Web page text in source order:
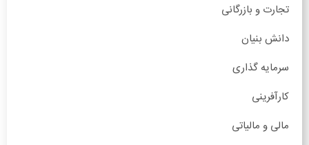
تجارت و بازرگانی
دانش بنیان
سرمایه گذاری
کارآفرینی
مالی و مالیاتی